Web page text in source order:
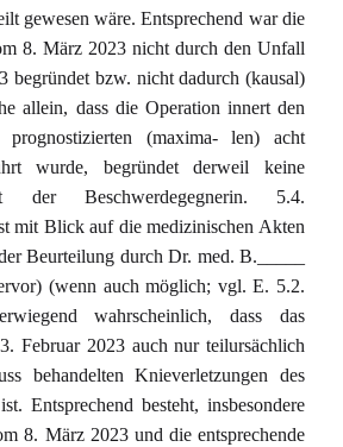
gewesen wäre. Entsprechend war die
8. März 2023 nicht durch den Unfall
begründet bzw. nicht dadurch (kausal)
allein, dass die Operation innert den
(maxima- len) acht
wurde, begründet derweil keine
der Beschwerdegegnerin. 5.4.
mit Blick auf die medizinischen Akten
Beurteilung durch Dr. med. B._____
(wenn auch möglich; vgl. E. 5.2.
wahrscheinlich, dass das
Februar 2023 auch nur teilursächlich
behandelten Knieverletzungen des
Entsprechend besteht, insbesondere
8. März 2023 und die entsprechende